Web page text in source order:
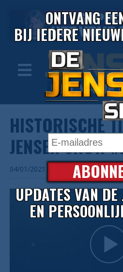
HISTORISCHE
JENSEN SHOW
04/01/2021
ONTVANG
BIJ IEDERE
UPDATES VAN DE
EN